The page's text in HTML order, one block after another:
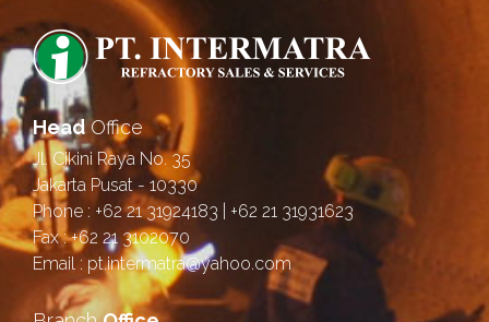
HeadOffice
Jl. Cikini Raya No. 35
Jakarta Pusat - 10330
Phone : +62 21 31924183 | +62 21 31931623
Fax : +62 21 3102070
Email : pt.intermatra@yahoo.com